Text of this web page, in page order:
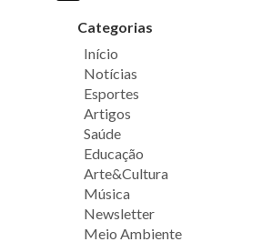
Categorias
Início
Notícias
Esportes
Artigos
Saúde
Educação
Arte&Cultura
Música
Newsletter
Meio Ambiente